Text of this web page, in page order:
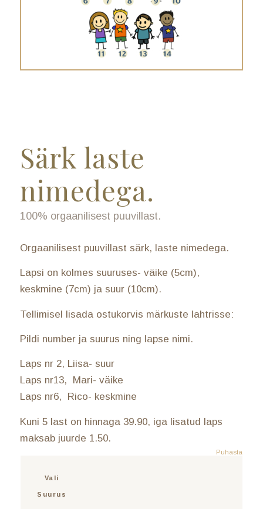
Särk laste
nimedega.
100% orgaanilisest puuvillast.
Orgaanilisest puuvillast särk, laste nimedega.
Lapsi on kolmes suuruses- väike (5cm),
keskmine (7cm) ja suur (10cm).
Tellimisel lisada ostukorvis märkuste lahtrisse:
Pildi number ja suurus ning lapse nimi.
Laps nr 2, Liisa- suur
Laps nr13, Mari- väike
Laps nr6, Rico- keskmine
Kuni 5 last on hinnaga 39.90, iga lisatud laps
maksab juurde 1.50.
Vali
Suurus
Puhasta